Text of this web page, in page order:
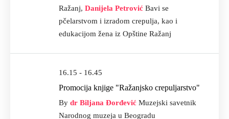
Ražanj, Danijela Petrović Bavi se
pčelarstvom i izradom crepulja, kao i
edukacijom žena iz Opštine Ražanj
16.15 - 16.45
Promocija knjige "Ražanjsko crepuljarstvo"
By dr Biljana Đorđević Muzejski savetnik
Narodnog muzeja u Beogradu